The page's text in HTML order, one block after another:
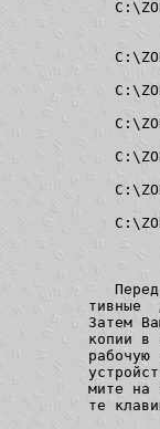
тивные
Затем
копии в
мите на
те